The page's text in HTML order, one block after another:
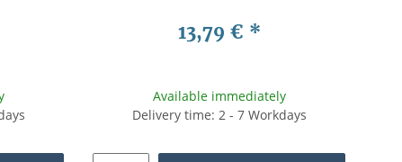
13,79 € *
Available immediately
Delivery time: 2 - 7 Workdays